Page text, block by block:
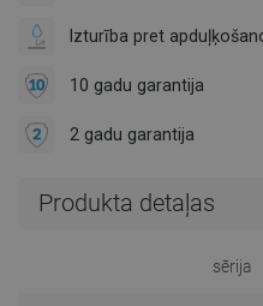
Izturība pret
10 gadu garantija
2 gadu garantija
Produkta detaļas
sērija